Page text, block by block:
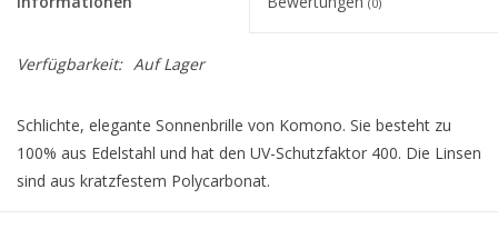
Verfügbarkeit: Auf Lager
Schlichte, elegante Sonnenbrille von Komono. Sie besteht zu
100% aus Edelstahl und hat den UV-Schutzfaktor 400. Die Linsen
sind aus kratzfestem Polycarbonat.